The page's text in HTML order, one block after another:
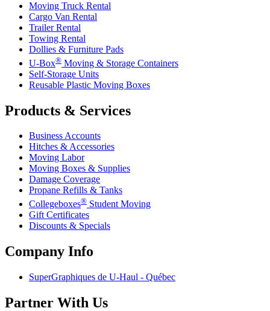
Moving Truck Rental
Cargo Van Rental
Trailer Rental
Towing Rental
Dollies & Furniture Pads
U-Box® Moving & Storage Containers
Self-Storage Units
Reusable Plastic Moving Boxes
Products & Services
Business Accounts
Hitches & Accessories
Moving Labor
Moving Boxes & Supplies
Damage Coverage
Propane Refills & Tanks
Collegeboxes® Student Moving
Gift Certificates
Discounts & Specials
Company Info
SuperGraphiques de U-Haul - Québec
Partner With Us